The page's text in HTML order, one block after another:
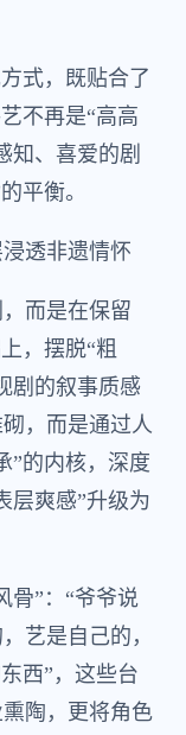
式，既贴合了
不再是“高高
知、喜爱的剧
平衡。
透非遗情怀
而是在保留
，摆脱“粗
剧的叙事质感
，而是通过人
”的内核，深度
层爽感”升级为
骨”：“爷爷说
艺是自己的，
西”，这些台
陶，更将角色